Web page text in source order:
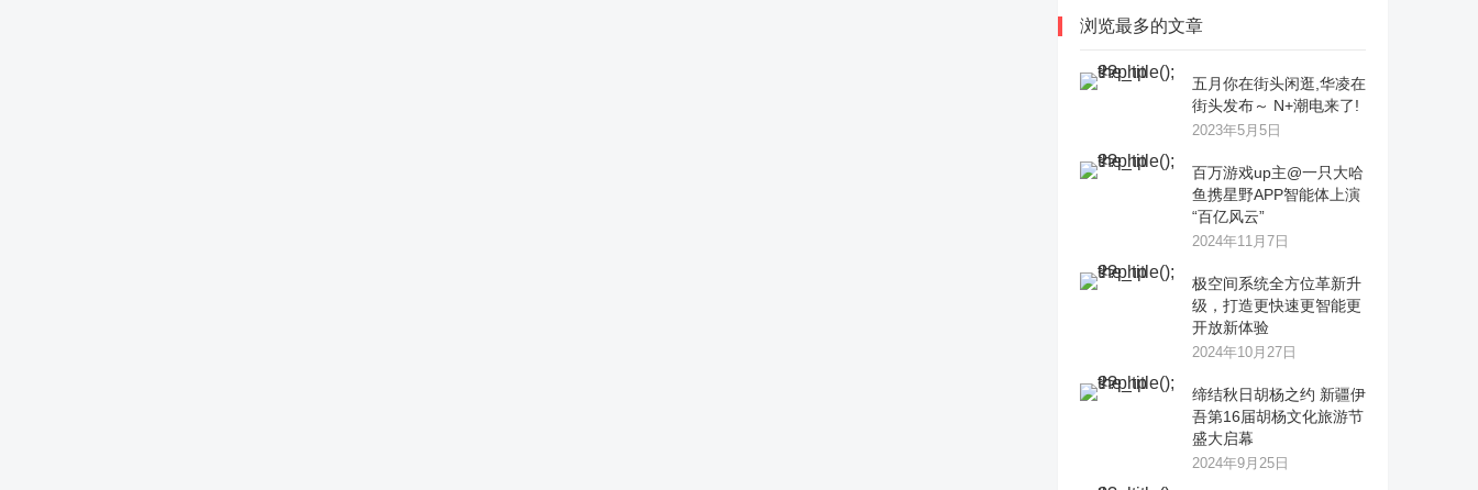
浏览最多的文章
五月你在街头闲逛,华凌在
街头发布～ N+潮电来了!
2023年5月5日
百万游戏up主@一只大哈
鱼携星野APP智能体上演
“百亿风云”
2024年11月7日
极空间系统全方位革新升
级，打造更快速更智能更
开放新体验
2024年10月27日
缔结秋日胡杨之约 新疆伊
吾第16届胡杨文化旅游节
盛大启幕
2024年9月25日